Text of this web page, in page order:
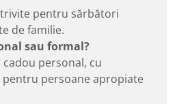
pentru sărbători
de familie.
sau formal?
personal, cu
persoane apropiate